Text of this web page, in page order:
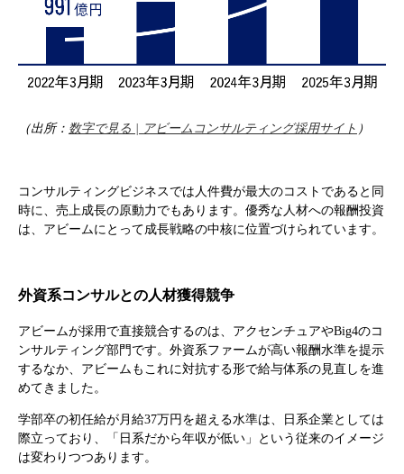
（出所： 数字で見る | アビームコンサルティング採用サイト ）
コンサルティングビジネスでは人件費が最大のコストであると同
時に、売上成長の原動力でもあります。優秀な人材への報酬投資
は、アビームにとって成長戦略の中核に位置づけられています。
外資系コンサルとの人材獲得競争
アビームが採用で直接競合するのは、アクセンチュアやBig4のコ
ンサルティング部門です。外資系ファームが高い報酬水準を提示
するなか、アビームもこれに対抗する形で給与体系の見直しを進
めてきました。
学部卒の初任給が月給37万円を超える水準は、日系企業としては
際立っており、「日系だから年収が低い」という従来のイメージ
は変わりつつあります。